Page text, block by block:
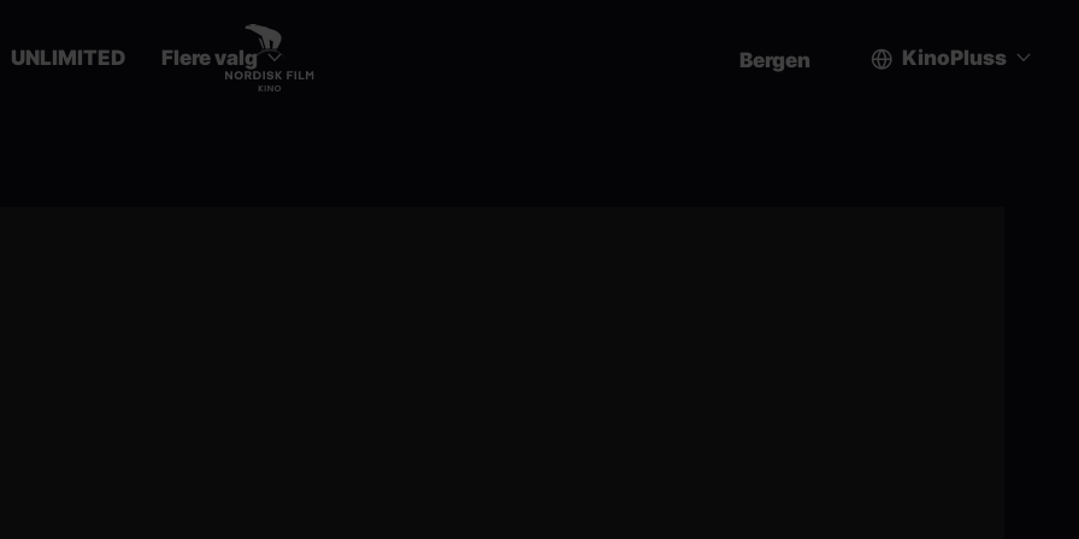
UNLIMITED Flere valg Bergen KinoPluss